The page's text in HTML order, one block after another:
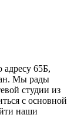
адресу 65Б,
Мы рады
студии из
с основной
наши